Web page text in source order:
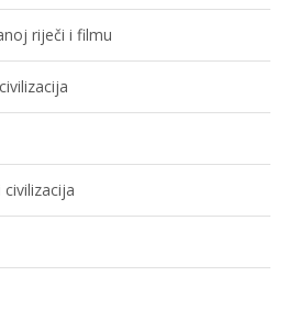
riječi i filmu